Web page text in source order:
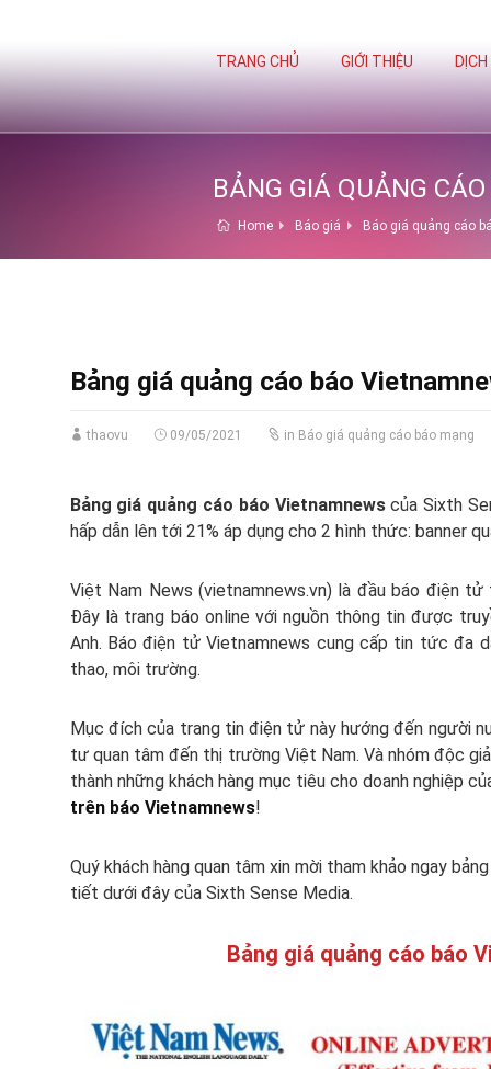
TRANG CHỦ GIỚI THIỆU
BẢNG GIÁ QUẢNG
Home Báo giá Báo giá quảng cáo
Bảng giá quảng cáo báo
thaovu 09/05/2021 in Báo giá quảng cáo báo mạng
Bảng giá quảng cáo báo Vietnamnewscủa Sixth
hấp dẫn lên tới 21% áp dụng cho 2 hình thức: banner
Việt Nam News (vietnamnews.vn) là đầu báo điện
Đây là trang báo online với nguồn thông tin được
Anh. Báo điện tử Vietnamnews cung cấp tin tức đa
thao, môi trường.
Mục đích của trang tin điện tử này hướng đến người
tư quan tâm đến thị trường Việt Nam. Và nhóm độc
thành những khách hàng mục tiêu cho doanh nghiệp
trên báo Vietnamnews!
Quý khách hàng quan tâm xin mời tham khảo ngay
tiết dưới đây của Sixth Sense Media.
Bảng giá quảng cáo báo